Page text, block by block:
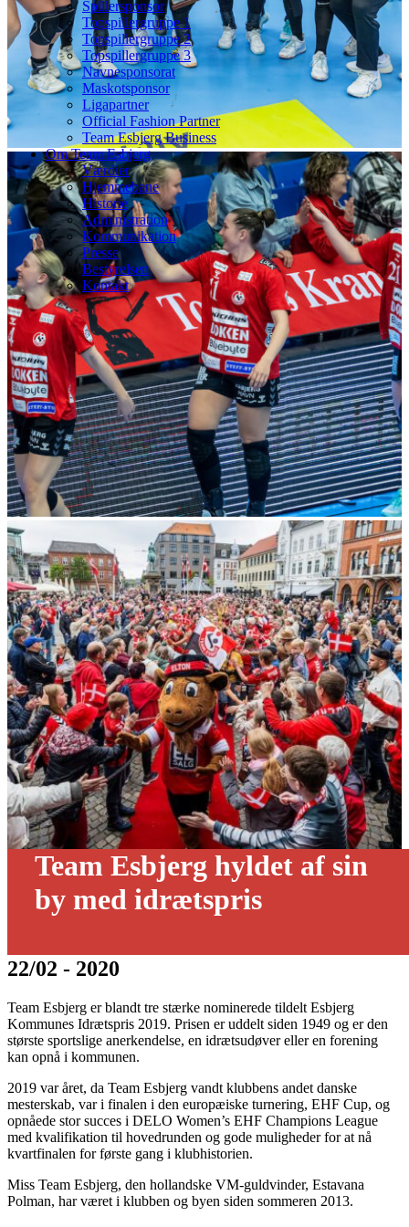
Spillersponsor
Topspillergruppe 1
Topspillergruppe 2
Topspillergruppe 3
Navnesponsorat
Maskotsponsor
Ligapartner
Official Fashion Partner
Team Esbjerg Business
Om Team Esbjerg
Værdier
Hjemmebane
Historie
Administration
Kommunikation
Presse
Bestyrelsen
Kontakt
Team Esbjerg hyldet af sin
by med idrætspris
22/02 - 2020
Team Esbjerg er blandt tre stærke nominerede tildelt Esbjerg
Kommunes Idrætspris 2019. Prisen er uddelt siden 1949 og er den
største sportslige anerkendelse, en idrætsudøver eller en forening
kan opnå i kommunen.
2019 var året, da Team Esbjerg vandt klubbens andet danske
mesterskab, var i finalen i den europæiske turnering, EHF Cup, og
opnåede stor succes i DELO Women’s EHF Champions League
med kvalifikation til hovedrunden og gode muligheder for at nå
kvartfinalen for første gang i klubhistorien.
Miss Team Esbjerg, den hollandske VM-guldvinder, Estavana
Polman, har været i klubben og byen siden sommeren 2013.